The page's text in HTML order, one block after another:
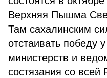
Верхняя Пышма
Там сахалинским
отстаивать победу
министерств и
состязания со всей